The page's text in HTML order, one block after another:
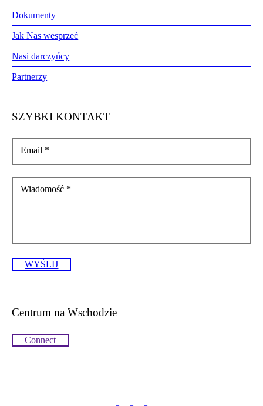
Dokumenty
Jak Nas wesprzeć
Nasi darczyńcy
Partnerzy
SZYBKI KONTAKT
Email *
Wiadomość *
WYŚLIJ
Centrum na Wschodzie
Connect